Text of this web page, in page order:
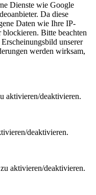
Dienste wie Google
Da diese
Daten wie Ihre IP-
blockieren. Bitte beachten
unserer
werden wirksam,
aktivieren/deaktivieren.
deaktivieren.
aktivieren/deaktivieren.